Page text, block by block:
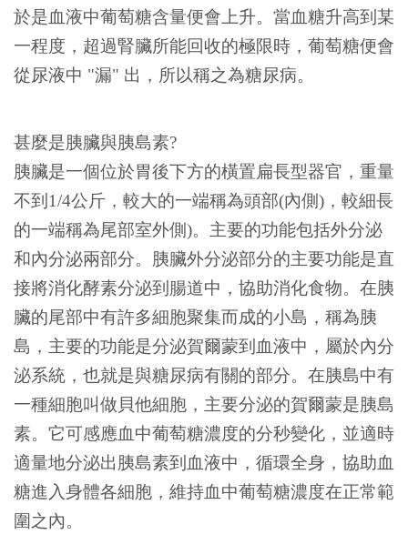
於是血液中葡萄糖含量便會上升。當血糖升高到某
一程度，超過腎臟所能回收的極限時，葡萄糖便會
從尿液中 "漏" 出，所以稱之為糖尿病。
甚麼是胰臟與胰島素?
胰臟是一個位於胃後下方的橫置扁長型器官，重量
不到1/4公斤，較大的一端稱為頭部(內側)，較細長
的一端稱為尾部室外側)。主要的功能包括外分泌
和內分泌兩部分。胰臟外分泌部分的主要功能是直
接將消化酵素分泌到腸道中，協助消化食物。在胰
臟的尾部中有許多細胞聚集而成的小島，稱為胰
島，主要的功能是分泌賀爾蒙到血液中，屬於內分
泌系統，也就是與糖尿病有關的部分。在胰島中有
一種細胞叫做貝他細胞，主要分泌的賀爾蒙是胰島
素。它可感應血中葡萄糖濃度的分秒變化，並適時
適量地分泌出胰島素到血液中，循環全身，協助血
糖進入身體各細胞，維持血中葡萄糖濃度在正常範
圍之內。